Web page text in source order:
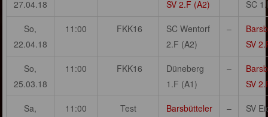
27.04.18
SV 2.F (A2)
SC
So,
22.04.18
11:00 FKK16
SC Wentorf
2.F (A2)
–
SV
So,
25.03.18
11:00 FKK16
Düneberg
1.F (A1)
–
SV
Sa,
11:00 Test
Barsbütteler
–
SV